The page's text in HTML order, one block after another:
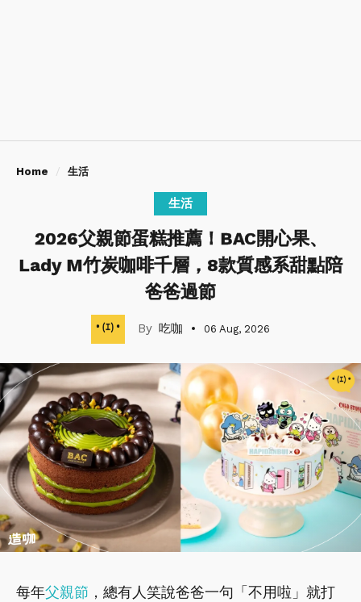
Home 生活
生活
2026父親節蛋糕推薦！BAC開心果、
Lady M竹炭咖啡千層，8款質感系甜點陪
爸爸過節
吃咖 06 Aug, 2026
每年父親節 ，總有人笑說爸爸一句「不用啦」就打